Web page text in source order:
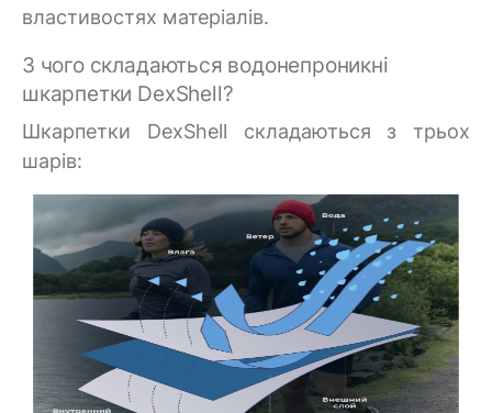
властивостях матеріалів.
З чого складаються водонепроникні
шкарпетки DexShell?
Шкарпетки DexShell складаються з трьох
шарів: